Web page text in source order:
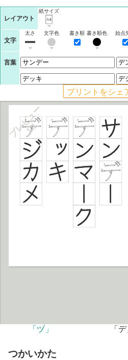
レイアウト
紙サイズ
文字
太さ 文字色 書き順 書き順色 始点
言葉
プレビュー
1/1
「ヅ」 「デ
つかいかた